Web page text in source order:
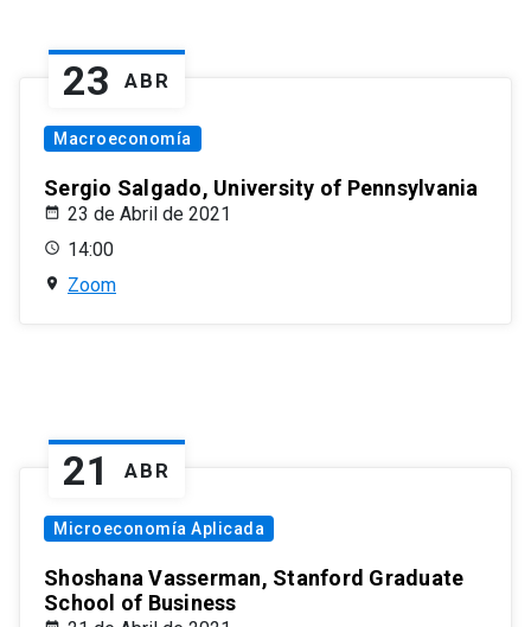
23 ABR
Macroeconomía
Sergio Salgado, University of Pennsylvania
23 de Abril de 2021
14:00
Zoom
21 ABR
Microeconomía Aplicada
Shoshana Vasserman, Stanford Graduate
School of Business